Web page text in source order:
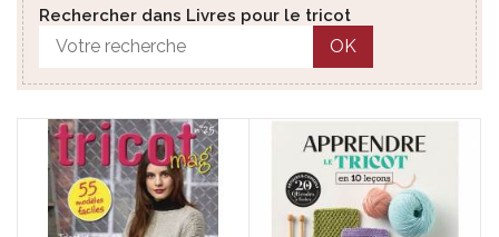
Rechercher dans Livres pour le tricot
OK